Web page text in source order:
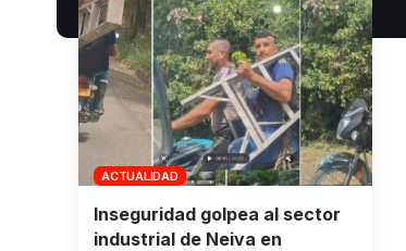
ACTUALIDAD
Inseguridad golpea al sector
industrial de Neiva en